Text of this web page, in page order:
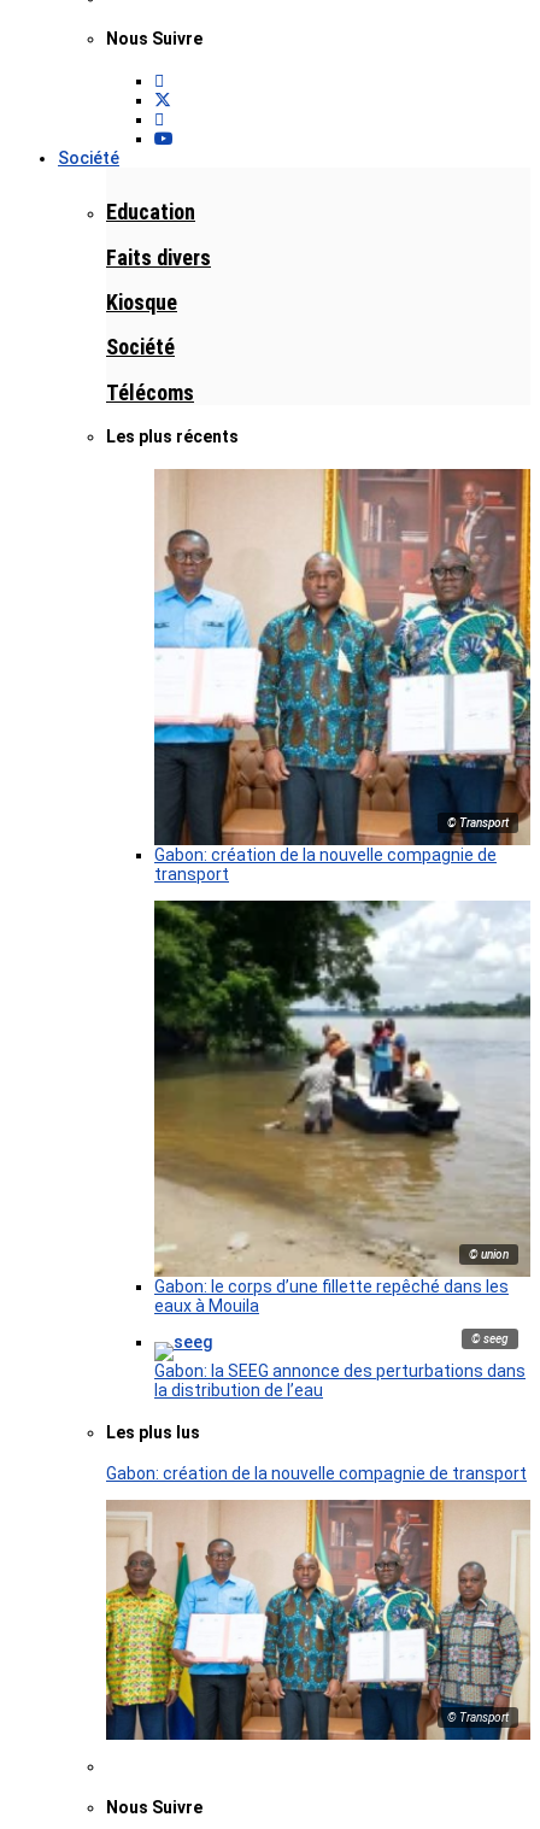
Nous Suivre
Société
Education
Faits divers
Kiosque
Société
Télécoms
Les plus récents
© Transport
Gabon: création de la nouvelle compagnie de
transport
© union
Gabon: le corps d’une fillette repêché dans les
eaux à Mouila
© seeg
Gabon: la SEEG annonce des perturbations dans
la distribution de l’eau
Les plus lus
Gabon: création de la nouvelle compagnie de transport
© Transport
Nous Suivre